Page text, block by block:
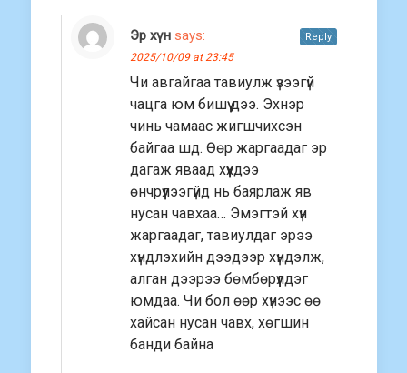
Эр хүн says:
2025/10/09 at 23:45
Чи авгайгаа тавиулж үзээгүй
чацга юм бишүү дээ. Эхнэр
чинь чамаас жигшчихсэн
байгаа шд. Өөр жаргаадаг эр
дагаж яваад хүүхдээ
өнчрүүлээгүйд нь баярлаж яв
нусан чавхаа… Эмэгтэй хүн
жаргаадаг, тавиулдаг эрээ
хүндлэхийн дээдээр хүндэлж,
алган дээрээ бөмбөрүүлдэг
юмдаа. Чи бол өөр хүнээс өө
хайсан нусан чавх, хөгшин
банди байна
Reply